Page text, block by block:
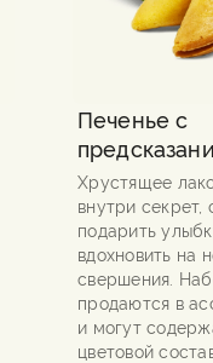
Печенье с
Хрустящее
внутри секрет,
подарить
вдохновить на
свершения.
продаются в
и могут
цветовой